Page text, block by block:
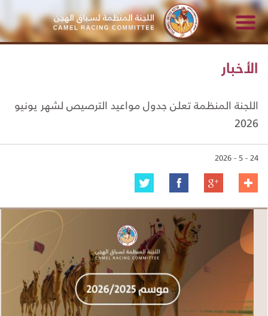
الأخبار
اللجنة المنظمة تعلن جدول مواعيد الترصيص لشهر يونيو
2026
24 - 5 - 2026